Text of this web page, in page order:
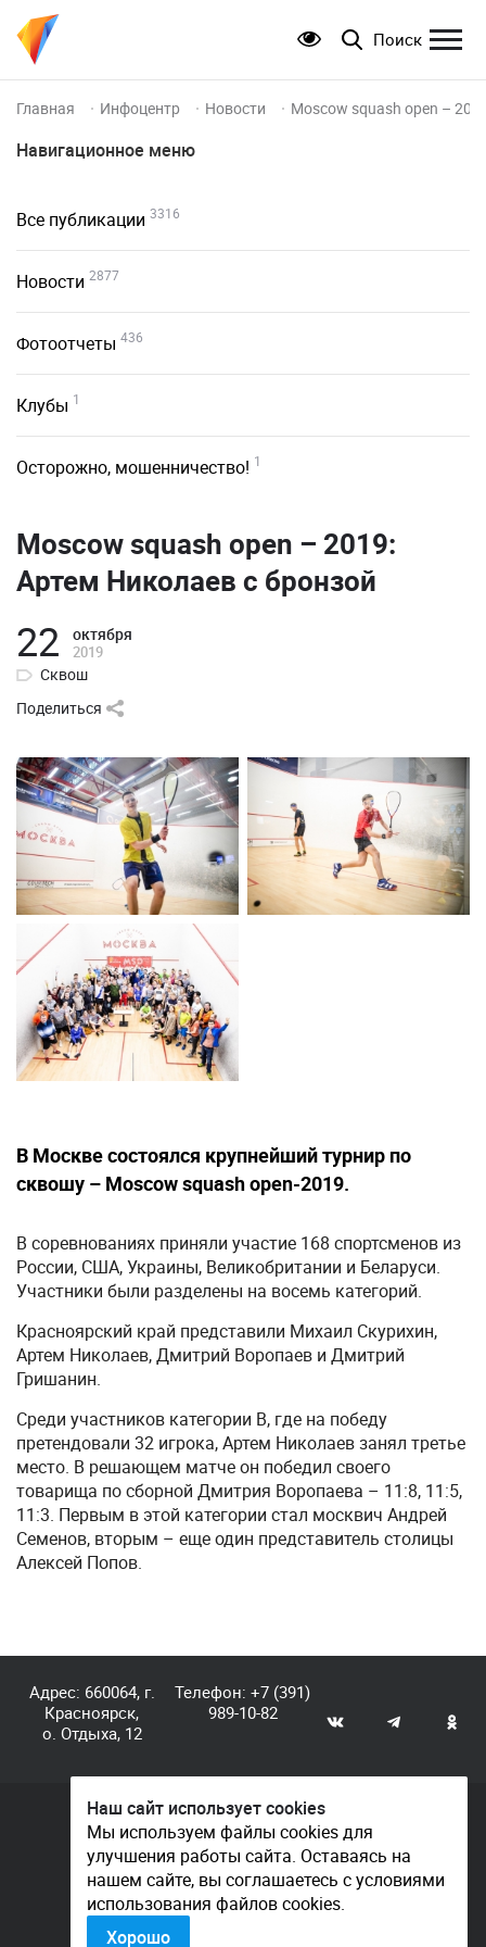
Поиск
Главная Инфоцентр Новости Moscow squash open –
Навигационное меню
Все публикации 3316
Новости 2877
Фотоотчеты 436
Клубы 1
Осторожно, мошенничество! 1
Moscow squash open – 2019:
Артем Николаев с бронзой
22 октября
2019
Сквош
Поделиться
В Москве состоялся крупнейший турнир по
сквошу – Moscow squash open-2019.
В соревнованиях приняли участие 168 спортсменов из
России, США, Украины, Великобритании и Беларуси.
Участники были разделены на восемь категорий.
Красноярский край представили Михаил Скурихин,
Артем Николаев, Дмитрий Воропаев и Дмитрий
Гришанин.
Среди участников категории B, где на победу
претендовали 32 игрока, Артем Николаев занял третье
место. В решающем матче он победил своего
товарища по сборной Дмитрия Воропаева – 11:8, 11:5,
11:3. Первым в этой категории стал москвич Андрей
Семенов, вторым – еще один представитель столицы
Алексей Попов.
Адрес: 660064, г.
Красноярск,
о. Отдыха, 12
Телефон:+7 (391)
989-10-82
© КГАУ «Центр спортивной подготовки», 2026
Документы
Политика конфиденциальности
Контакты
Наш сайт использует cookies
Мы используем файлы cookies для
улучшения работы сайта. Оставаясь на
нашем сайте, вы соглашаетесь с условиями
использования файлов cookies.
Хорошо